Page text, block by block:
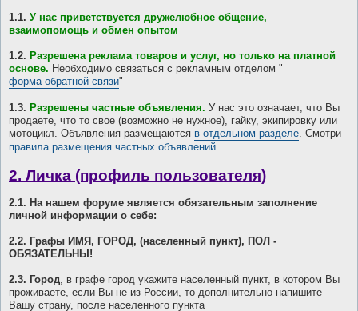
1.1. У нас приветствуется дружелюбное общение,
взаимопомощь и обмен опытом
1.2. Разрешена реклама товаров и услуг, но только на платной
основе. Необходимо связаться с рекламным отделом "
форма обратной связи"
1.3. Разрешены частные объявления. У нас это означает, что Вы
продаете, что то свое (возможно не нужное), гайку, экипировку или
мотоцикл. Объявления размещаются в отдельном разделе. Смотри
правила размещения частных объявлений
2. Личка (профиль пользователя)
2.1. На нашем форуме является обязательным заполнение
личной информации о себе:
2.2. Графы ИМЯ, ГОРОД, (населенный пункт), ПОЛ -
ОБЯЗАТЕЛЬНЫ!
2.3. Город, в графе город укажите населенный пункт, в котором Вы
проживаете, если Вы не из России, то дополнительно напишите
Вашу страну, после населенного пункта